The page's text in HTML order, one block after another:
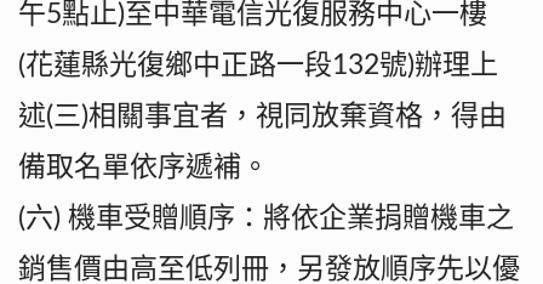
午5點止)至中華電信光復服務中心一樓
(花蓮縣光復鄉中正路一段132號)辦理上
述(三)相關事宜者，視同放棄資格，得由
備取名單依序遞補。
(六) 機車受贈順序：將依企業捐贈機車之
銷售價由高至低列冊，另發放順序先以優